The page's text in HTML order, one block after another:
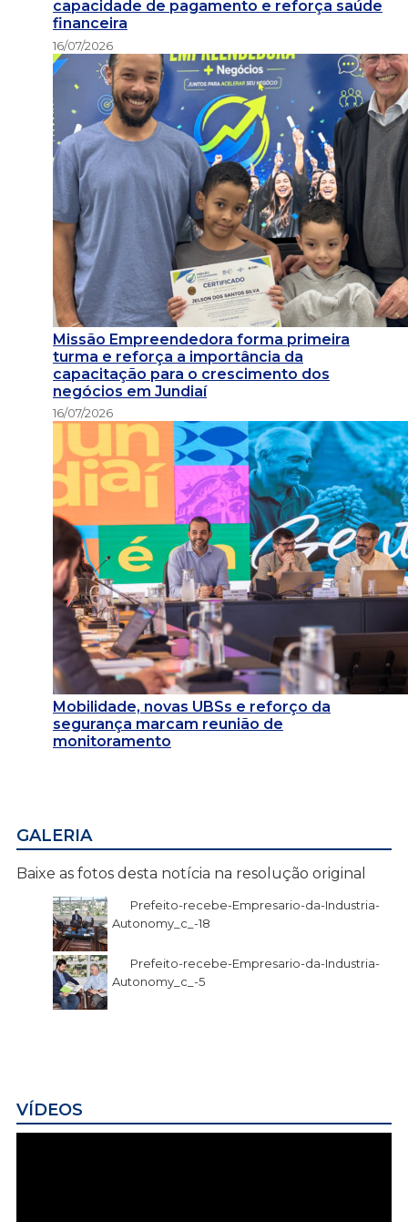
capacidade de pagamento e reforça saúde
financeira
16/07/2026
Missão Empreendedora forma primeira
turma e reforça a importância da
capacitação para o crescimento dos
negócios em Jundiaí
16/07/2026
Mobilidade, novas UBSs e reforço da
segurança marcam reunião de
monitoramento
GALERIA
Baixe as fotos desta notícia na resolução original
Prefeito-recebe-Empresario-da-Industria-
Autonomy_c_-18
Prefeito-recebe-Empresario-da-Industria-
Autonomy_c_-5
VÍDEOS